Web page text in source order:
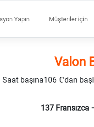
Yapın Müşteriler için
Valon
Saat başına106 €'dan
137 Fransızca